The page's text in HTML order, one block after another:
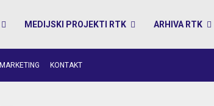
MEDIJSKI PROJEKTI RTK ARHIVA RTK
MARKETING KONTAKT